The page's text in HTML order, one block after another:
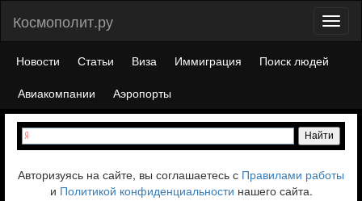
Космополит.ру
Новости Статьи Виза Иммиграция
Поиск людей
Авиакомпании
Аэропорты
Авторизуясь на сайте, вы соглашаетесь с Правилами работы
и Политикой конфиденциальности нашего сайта.